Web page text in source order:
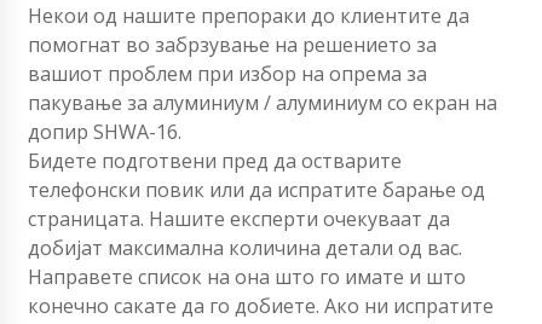
Некои од нашите препораки до клиентите да
помогнат во забрзување на решението за
вашиот проблем при избор на опрема за
пакување за алуминиум / алуминиум со екран на
допир SHWA-16.
Бидете подготвени пред да остварите
телефонски повик или да испратите барање од
страницата. Нашите експерти очекуваат да
добијат максимална количина детали од вас.
Направете список на она што го имате и што
конечно сакате да го добиете. Ако ни испратите